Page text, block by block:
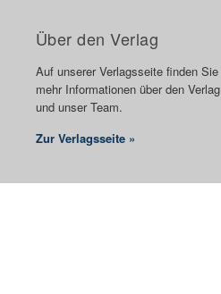
Über den Verlag
Auf unserer Verlagsseite finden Sie
mehr Informationen über den Verlag
und unser Team.
Zur Verlagsseite »